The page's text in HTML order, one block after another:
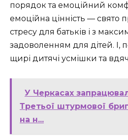
порядок та емоційний
емоційна цінність — свято
стресу для батьків і з
задоволенням для дітей. І,
щирі дитячі усмішки та
У Черкасах
Третьої штурмової
на н...